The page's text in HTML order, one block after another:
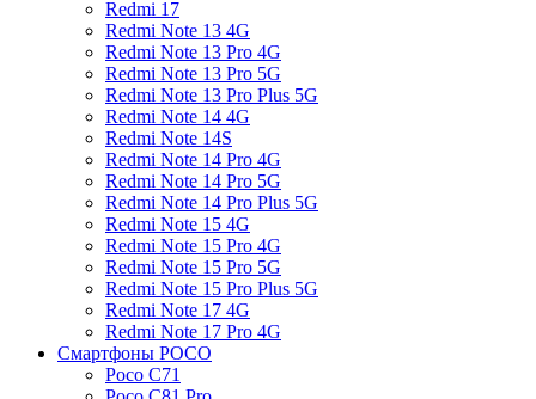
Redmi 17
Redmi Note 13 4G
Redmi Note 13 Pro 4G
Redmi Note 13 Pro 5G
Redmi Note 13 Pro Plus 5G
Redmi Note 14 4G
Redmi Note 14S
Redmi Note 14 Pro 4G
Redmi Note 14 Pro 5G
Redmi Note 14 Pro Plus 5G
Redmi Note 15 4G
Redmi Note 15 Pro 4G
Redmi Note 15 Pro 5G
Redmi Note 15 Pro Plus 5G
Redmi Note 17 4G
Redmi Note 17 Pro 4G
Смартфоны POCO
Poco C71